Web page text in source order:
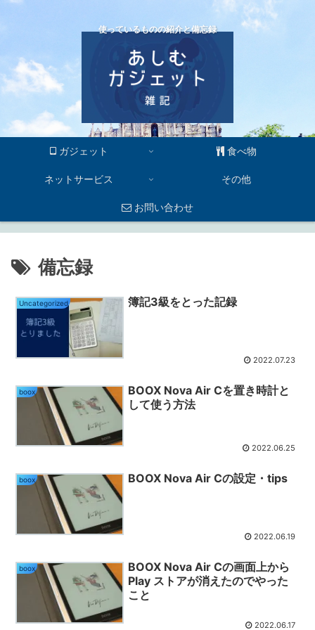
使っているものの紹介と備忘録
ガジェット 食べ物
ネットサービス その他
お問い合わせ
備忘録
Uncategorized 簿記3級をとった記録
2022.07.23
boox
BOOX Nova Air Cを置き時計と
して使う方法
2022.06.25
boox BOOX Nova Air Cの設定・tips
2022.06.19
boox
BOOX Nova Air Cの画面上から
Play ストアが消えたのでやった
こと
2022.06.17